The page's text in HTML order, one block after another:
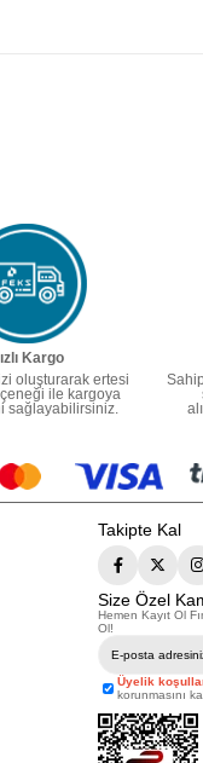
Kargo
oluşturarak ertesi
ile kargoya
sağlayabilirsiniz.
Takipte Kal
Size Özel
Hemen Kayıt Ol
Ol!
Üyelik
korunmasını